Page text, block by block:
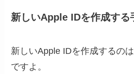
新しいApple IDを作成する
新しいApple IDを作成するの
ですよ。